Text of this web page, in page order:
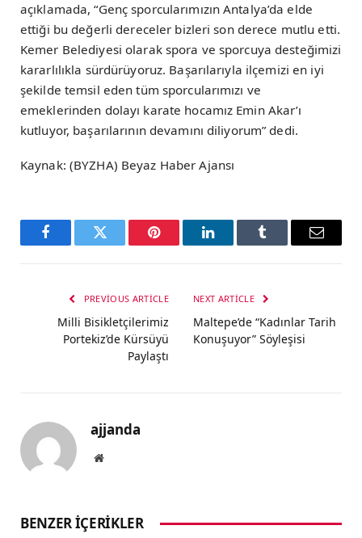
açıklamada, “Genç sporcularımızın Antalya’da elde
ettiği bu değerli dereceler bizleri son derece mutlu etti.
Kemer Belediyesi olarak spora ve sporcuya desteğimizi
kararlılıkla sürdürüyoruz. Başarılarıyla ilçemizi en iyi
şekilde temsil eden tüm sporcularımızı ve
emeklerinden dolayı karate hocamız Emin Akar’ı
kutluyor, başarılarının devamını diliyorum” dedi.
Kaynak: (BYZHA) Beyaz Haber Ajansı
FacebookTwitter Pinterest LinkedInTumblr Email
PREVIOUS ARTICLE
Milli Bisikletçilerimiz
Portekiz’de Kürsüyü
Paylaştı
NEXT ARTICLE
Maltepe’de “Kadınlar Tarih
Konuşuyor” Söyleşisi
ajjanda
Website
BENZER İÇERIKLER